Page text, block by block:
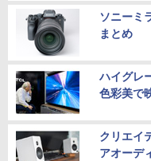
ソニーミ
まとめ
ハイグレ
色彩美で
クリエイ
アオーデ